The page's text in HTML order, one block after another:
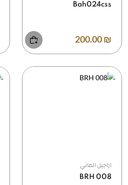
Bah024css
₪ 200.00
اراجيل الماني
BRH 008